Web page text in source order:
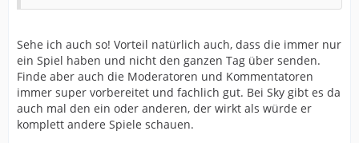
Sehe ich auch so! Vorteil natürlich auch, dass die immer nur
ein Spiel haben und nicht den ganzen Tag über senden.
Finde aber auch die Moderatoren und Kommentatoren
immer super vorbereitet und fachlich gut. Bei Sky gibt es da
auch mal den ein oder anderen, der wirkt als würde er
komplett andere Spiele schauen.